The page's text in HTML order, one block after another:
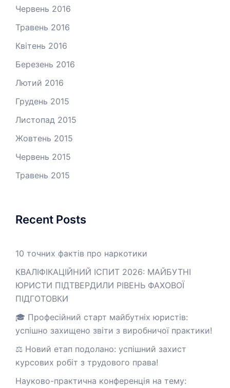
Червень 2016
Травень 2016
Квітень 2016
Березень 2016
Лютий 2016
Грудень 2015
Листопад 2015
Жовтень 2015
Червень 2015
Травень 2015
Recent Posts
10 точних фактів про наркотики
КВАЛІФІКАЦІЙНИЙ ІСПИТ 2026: МАЙБУТНІ
ЮРИСТИ ПІДТВЕРДИЛИ РІВЕНЬ ФАХОВОЇ
ПІДГОТОВКИ
🎓 Професійний старт майбутніх юристів:
успішно захищено звіти з виробничої практики!
⚖️ Новий етап подолано: успішний захист
курсових робіт з трудового права!
Науково-практична конференція на тему: